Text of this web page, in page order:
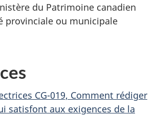
du Patrimoine canadien
provinciale ou municipale
CG-019, Comment rédiger
satisfont aux exigences de la